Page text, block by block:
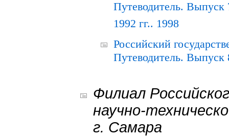
Путеводитель.
1992 гг.. 1998
Российский
Путеводитель. Выпуск
Филиал
научно-
г. Самара